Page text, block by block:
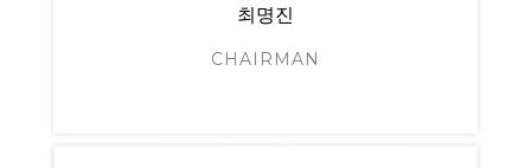
최명진
CHAIRMAN